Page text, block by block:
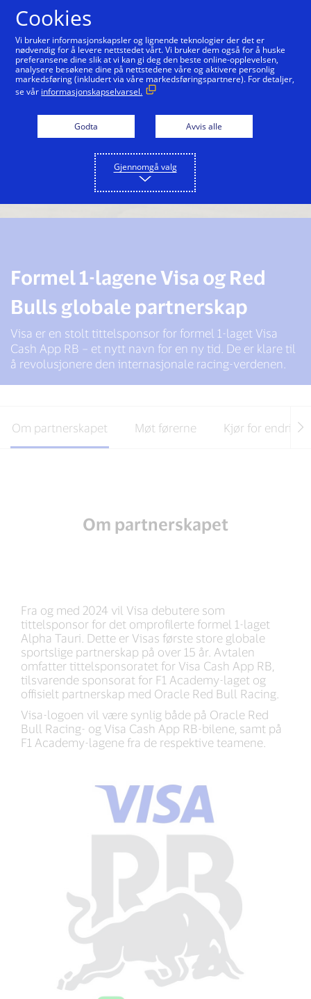
Formel 1-lagene Visa og Red
Bulls globale partnerskap
Visa er en stolt tittelsponsor for formel 1-laget Visa
Cash App RB – et nytt navn for en ny tid. De er klare til
å revolusjonere den internasjonale racing-verdenen.
Om partnerskapet Møt førerne Kjør for endring
Om partnerskapet
Fra og med 2024 vil Visa debutere som
tittelsponsor for det omprofilerte formel 1-laget
Alpha Tauri. Dette er Visas første store globale
sportslige partnerskap på over 15 år. Avtalen
omfatter tittelsponsoratet for Visa Cash App RB,
tilsvarende sponsorat for F1 Academy-laget og
offisielt partnerskap med Oracle Red Bull Racing.
Visa-logoen vil være synlig både på Oracle Red
Bull Racing- og Visa Cash App RB-bilene, samt på
F1 Academy-lagene fra de respektive teamene.
Cookies
Vi bruker informasjonskapsler og lignende teknologier der det er
nødvendig for å levere nettstedet vårt. Vi bruker dem også for å huske
preferansene dine slik at vi kan gi deg den beste online-opplevelsen,
analysere besøkene dine på nettstedene våre og aktivere personlig
markedsføring (inkludert via våre markedsføringspartnere). For detaljer,
se vår informasjonskapselvarsel.
Godta Avvis alle
Gjennomgå valg